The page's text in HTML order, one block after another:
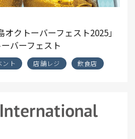
オクトーバーフェスト2025」
バーフェスト
ント 店舗レジ 飲食店